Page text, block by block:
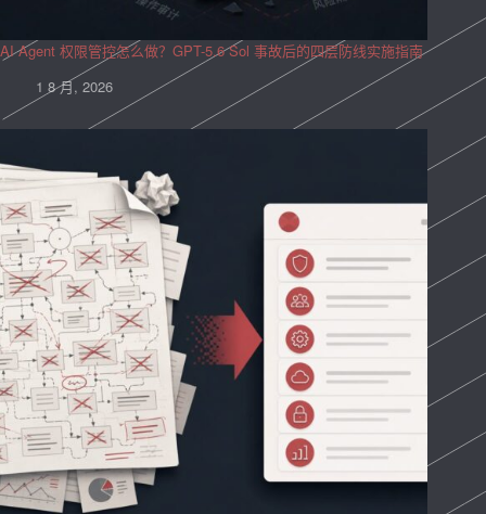
AI Agent 权限管控怎么做？GPT-5.6 Sol 事故后的四层防线实施指南
1 8 月, 2026